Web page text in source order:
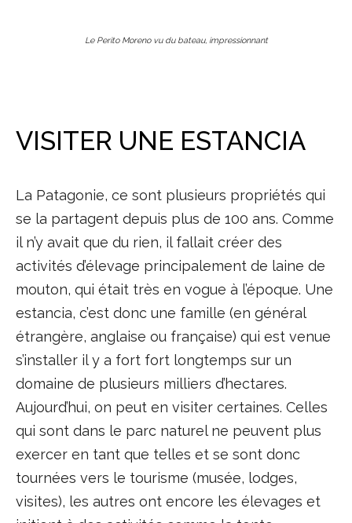
Le Perito Moreno vu du bateau, impressionnant
VISITER UNE ESTANCIA
La Patagonie, ce sont plusieurs propriétés qui
se la partagent depuis plus de 100 ans. Comme
il n’y avait que du rien, il fallait créer des
activités d’élevage principalement de laine de
mouton, qui était très en vogue à l’époque. Une
estancia, c’est donc une famille (en général
étrangère, anglaise ou française) qui est venue
s’installer il y a fort fort longtemps sur un
domaine de plusieurs milliers d’hectares.
Aujourd’hui, on peut en visiter certaines. Celles
qui sont dans le parc naturel ne peuvent plus
exercer en tant que telles et se sont donc
tournées vers le tourisme (musée, lodges,
visites), les autres ont encore les élevages et